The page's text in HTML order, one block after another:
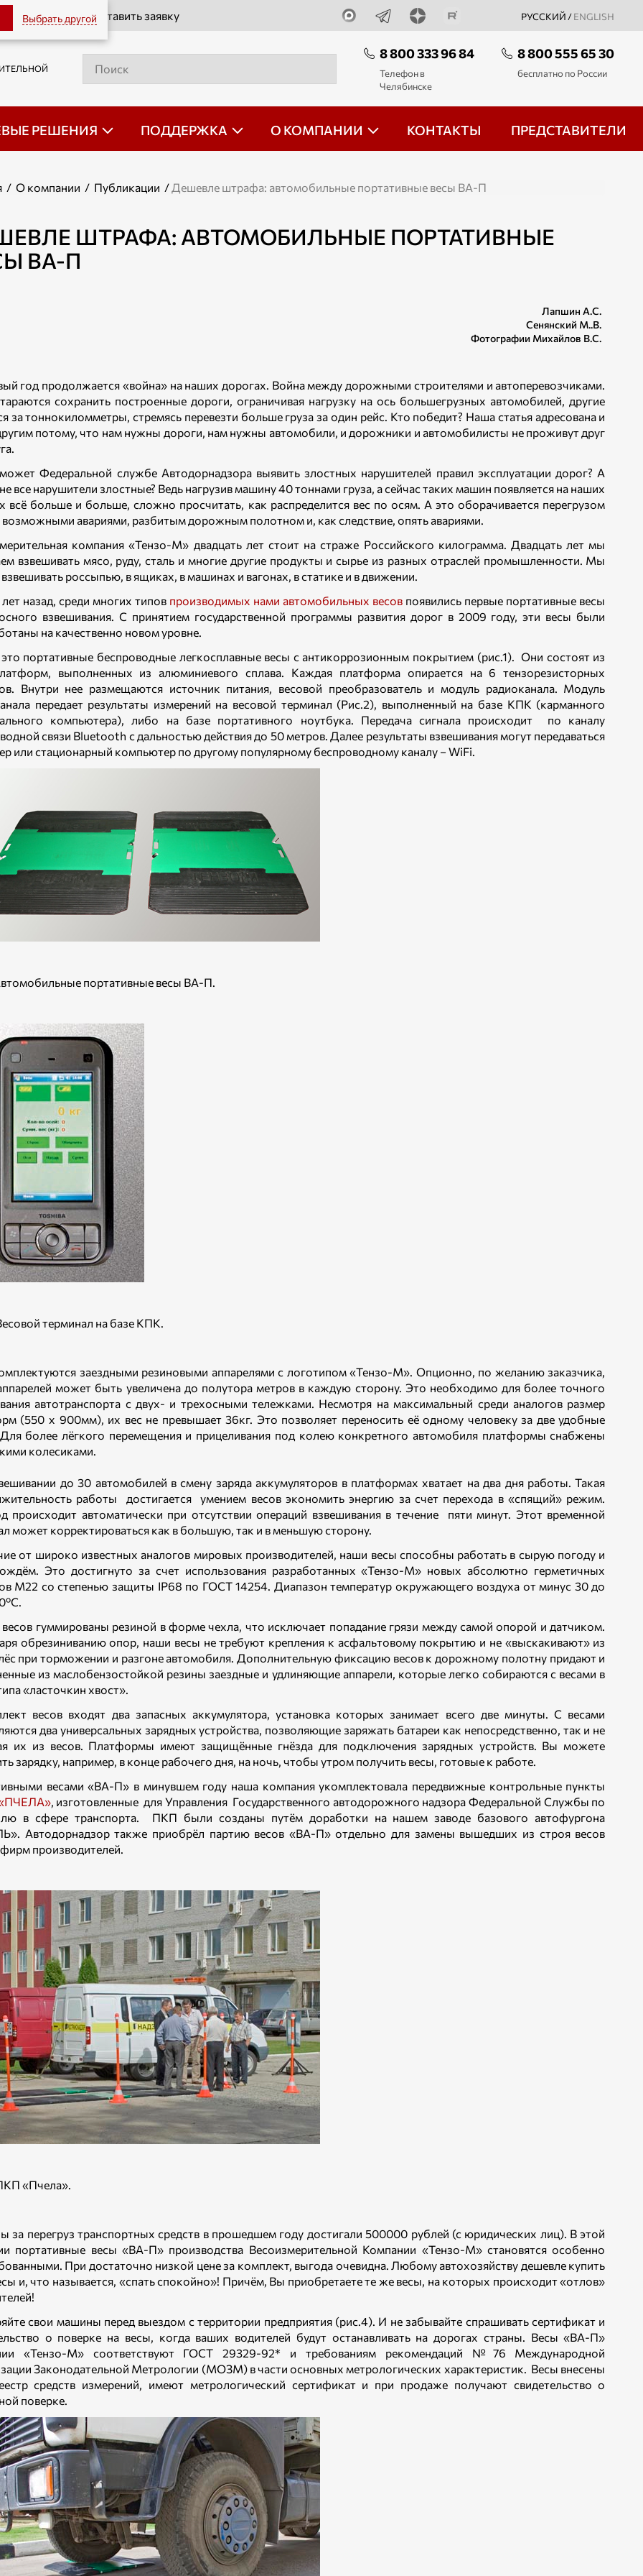
Выбрать другой РУССКИЙ / ENGLISH
Оставить заявку
8 800 333 96 84
Телефон в
Челябинске
8 800 555 65 30
бесплатно по России
РЕШЕНИЯ ПОДДЕРЖКА О КОМПАНИИ КОНТАКТЫ ПРЕДСТАВИТЕЛИ
/ О компании / Публикации / Дешевле штрафа: автомобильные портативные весы ВА-П
ШТРАФА: АВТОМОБИЛЬНЫЕ ПОРТАТИВНЫЕ
ВА-П
Лапшин А.С.
Сенянский М..В.
Фотографии Михайлов В.С.
год продолжается «война» на наших дорогах. Война между дорожными строителями и автоперевозчиками.
сохранить построенные дороги, ограничивая нагрузку на ось большегрузных автомобилей, другие
за тоннокиломметры, стремясь перевезти больше груза за один рейс. Кто победит? Наша статья адресована и
потому, что нам нужны дороги, нам нужны автомобили, и дорожники и автомобилисты не проживут друг
Федеральной службе Автодорнадзора выявить злостных нарушителей правил эксплуатации дорог? А
все нарушители злостные? Ведь нагрузив машину 40 тоннами груза, а сейчас таких машин появляется на наших
всё больше и больше, сложно просчитать, как распределится вес по осям. А это оборачивается перегрузом
авариями, разбитым дорожным полотном и, как следствие, опять авариями.
компания «Тензо-М» двадцать лет стоит на страже Российского килограмма. Двадцать лет мы
взвешивать мясо, руду, сталь и многие другие продукты и сырье из разных отраслей промышленности. Мы
россыпью, в ящиках, в машинах и вагонах, в статике и в движении.
назад, среди многих типов производимых нами автомобильных весов появились первые портативные весы
взвешивания. С принятием государственной программы развития дорог в 2009 году, эти весы были
на качественно новом уровне.
это портативные беспроводные легкосплавные весы с антикоррозионным покрытием (рис.1). Они состоят из
выполненных из алюминиевого сплава. Каждая платформа опирается на 6 тензорезисторных
Внутри нее размещаются источник питания, весовой преобразователь и модуль радиоканала. Модуль
передает результаты измерений на весовой терминал (Рис.2), выполненный на базе КПК (карманного
компьютера), либо на базе портативного ноутбука. Передача сигнала происходит по каналу
связи Bluetooth с дальностью действия до 50 метров. Далее результаты взвешивания могут передаваться
или стационарный компьютер по другому популярному беспроводному каналу − WiFi.
портативные весы ВА-П.
терминал на базе КПК.
заездными резиновыми аппарелями с логотипом «Тензо-М». Опционно, по желанию заказчика,
может быть увеличена до полутора метров в каждую сторону. Это необходимо для более точного
автотранспорта с двух- и трехосными тележками. Несмотря на максимальный среди аналогов размер
(550 х 900мм), их вес не превышает 36кг. Это позволяет переносить её одному человеку за две удобные
более лёгкого перемещения и прицеливания под колею конкретного автомобиля платформы снабжены
колесиками.
до 30 автомобилей в смену заряда аккумуляторов в платформах хватает на два дня работы. Такая
работы достигается умением весов экономить энергию за счет перехода в «спящий» режим.
происходит автоматически при отсутствии операций взвешивания в течение пяти минут. Этот временной
может корректироваться как в большую, так и в меньшую сторону.
от широко известных аналогов мировых производителей, наши весы способны работать в сырую погоду и
Это достигнуто за счет использования разработанных «Тензо-М» новых абсолютно герметичных
М22 со степенью защиты IP68 по ГОСТ 14254. Диапазон температур окружающего воздуха от минус 30 до
гуммированы резиной в форме чехла, что исключает попадание грязи между самой опорой и датчиком.
обрезиниванию опор, наши весы не требуют крепления к асфальтовому покрытию и не «выскакивают» из
при торможении и разгоне автомобиля. Дополнительную фиксацию весов к дорожному полотну придают и
из маслобензостойкой резины заездные и удлиняющие аппарели, которые легко собираются с весами в
«ласточкин хвост».
весов входят два запасных аккумулятора, установка которых занимает всего две минуты. С весами
два универсальных зарядных устройства, позволяющие заряжать батареи как непосредственно, так и не
их из весов. Платформы имеют защищённые гнёзда для подключения зарядных устройств. Вы можете
зарядку, например, в конце рабочего дня, на ночь, чтобы утром получить весы, готовые к работе.
весами «ВА-П» в минувшем году наша компания укомплектовала передвижные контрольные пункты
, изготовленные для Управления Государственного автодорожного надзора Федеральной Службы по
в сфере транспорта. ПКП были созданы путём доработки на нашем заводе базового автофургона
Автодорнадзор также приобрёл партию весов «ВА-П» отдельно для замены вышедших из строя весов
производителей.
«Пчела».
за перегруз транспортных средств в прошедшем году достигали 500000 рублей (с юридических лиц). В этой
портативные весы «ВА-П» производства Весоизмерительной Компании «Тензо-М» становятся особенно
При достаточно низкой цене за комплект, выгода очевидна. Любому автохозяйству дешевле купить
и, что называется, «спать спокойно»! Причём, Вы приобретаете те же весы, на которых происходит «отлов»
свои машины перед выездом с территории предприятия (рис.4). И не забывайте спрашивать сертификат и
о поверке на весы, когда ваших водителей будут останавливать на дорогах страны. Весы «ВА-П»
«Тензо-М» соответствуют ГОСТ 29329-92* и требованиям рекомендаций №76 Международной
Законодательной Метрологии (МОЗМ) в части основных метрологических характеристик. Весы внесены
средств измерений, имеют метрологический сертификат и при продаже получают свидетельство о
поверке.